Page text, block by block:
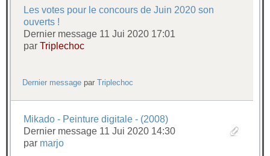
Les votes pour le concours de Juin 2020 son
ouverts !
Dernier message 11 Jui 2020 17:01
par Triplechoc
Dernier message parTriplechoc
Mikado - Peinture digitale - (2008)
Dernier message 11 Jui 2020 14:30
par marjo